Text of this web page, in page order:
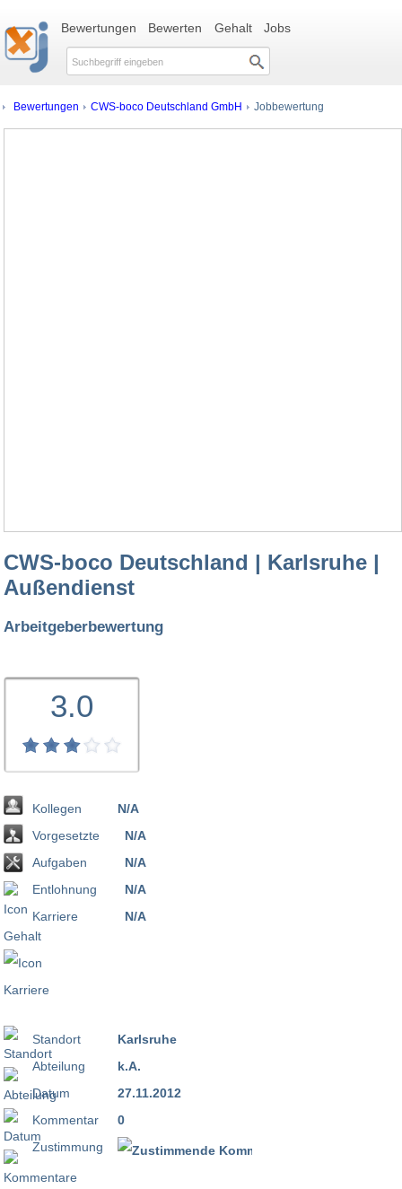
Bewertungen Bewerten Gehalt Jobs
Bewertungen CWS-boco Deutschland GmbH Jobbewertung
CWS-boco Deutschland | Karlsruhe |
Außendienst
Arbeitgeberbewertung
3.0
Kollegen
Vorgesetzte
Aufgaben
Entlohnung
Karriere
N/A
N/A
N/A
N/A
N/A
Standort
Abteilung
Datum
Kommentar
Zustimmung
Karlsruhe
k.A.
27.11.2012
0